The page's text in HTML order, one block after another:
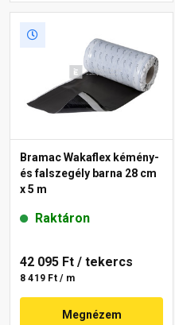
Bramac Wakaflex kémény-
és falszegély barna 28 cm
x 5 m
Raktáron
42 095 Ft / tekercs
8 419 Ft / m
Megnézem